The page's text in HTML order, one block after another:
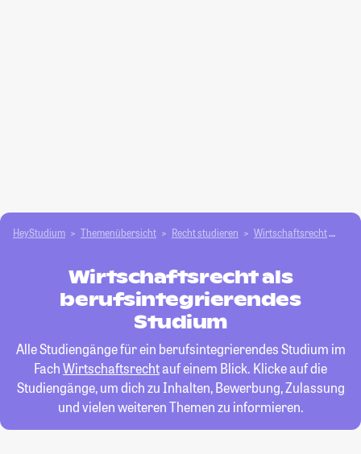
HeyStudium Themenübersicht Recht studieren Wirtschaftsrecht
Wirtschaftsrecht als
berufsintegrierendes
Studium
Alle Studiengänge für ein berufsintegrierendes Studium im
FachWirtschaftsrechtauf einem Blick. Klicke auf die
Studiengänge, um dich zu Inhalten, Bewerbung, Zulassung
und vielen weiteren Themen zu informieren.